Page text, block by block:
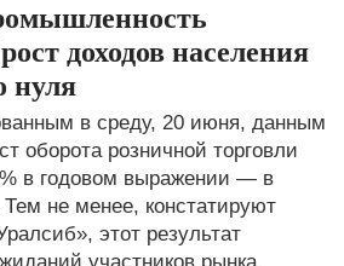
доходов населения
нуля
в среду, 20 июня, данным
оборота розничной торговли
в годовом выражении — в
не менее, констатируют
этот результат
участников рынка